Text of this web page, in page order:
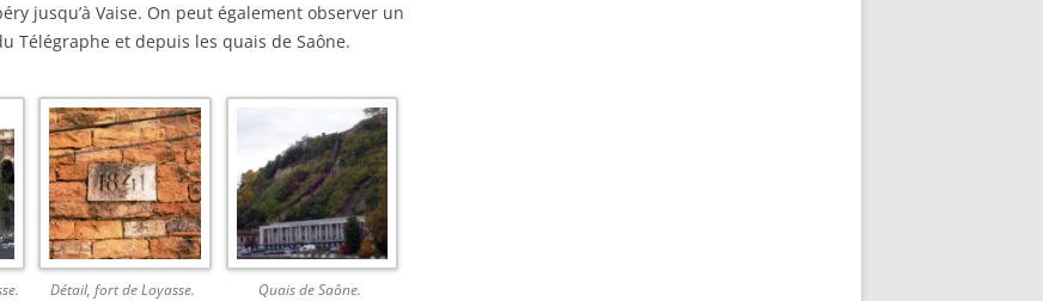
jusqu’à Vaise. On peut également observer un
Télégraphe et depuis les quais de Saône.
Détail, fort de Loyasse. Quais de Saône.